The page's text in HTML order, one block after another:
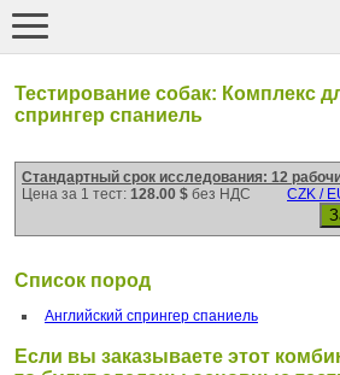
Тестирование собак: Комплекс
спрингер спаниель
Стандартный срок исследования: 12
Цена за 1 тест: 128.00 $ без НДС CZK /
Список пород
Английский спрингер спаниель
Если вы заказываете этот